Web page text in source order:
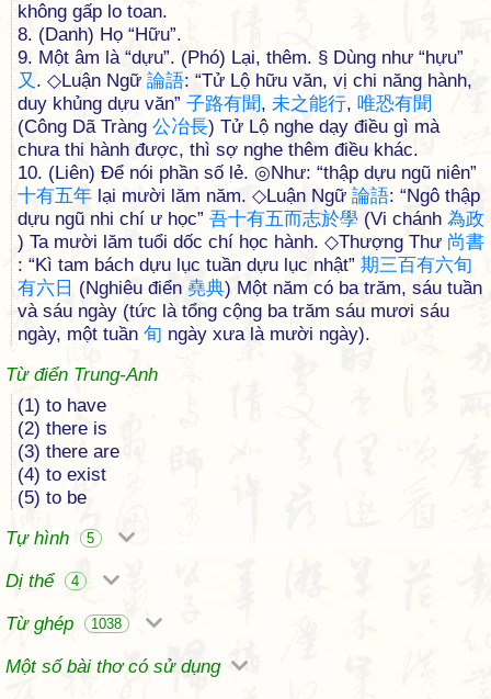
không gấp lo toan.
8. (Danh) Họ “Hữu”.
9. Một âm là “dựu”. (Phó) Lại, thêm. § Dùng như “hựu”
又 . ◇Luận Ngữ 論語: “Tử Lộ hữu văn, vị chi năng hành,
duy khủng dựu văn” 子路有聞, 未之能行, 唯恐有聞
(Công Dã Tràng 公冶長) Tử Lộ nghe dạy điều gì mà
chưa thi hành được, thì sợ nghe thêm điều khác.
10. (Liên) Để nói phần số lẻ. ◎Như: “thập dựu ngũ niên”
十有五年 lại mười lăm năm. ◇Luận Ngữ 論語: “Ngô thập
dựu ngũ nhi chí ư học” 吾十有五而志於學 (Vi chánh 為政
) Ta mười lăm tuổi dốc chí học hành. ◇Thượng Thư 尚書
: “Kì tam bách dựu lục tuần dựu lục nhật” 期三百有六旬
有六 日 (Nghiêu điển 堯典) Một năm có ba trăm, sáu tuần
và sáu ngày (tức là tổng cộng ba trăm sáu mươi sáu
ngày, một tuần 旬 ngày xưa là mười ngày).
Từ điển Trung-Anh
(1) to have
(2) there is
(3) there are
(4) to exist
(5) to be
Tự hình
5
Dị thể 4
Từ ghép 1038
Một số bài thơ có sử dụng